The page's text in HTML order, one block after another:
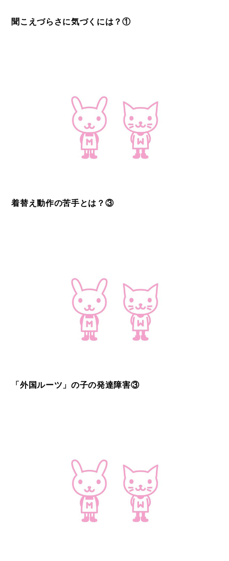
聞こえづらさに気づくには？①
着替え動作の苦手とは？③
「外国ルーツ」の子の発達障害③